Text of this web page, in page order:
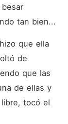
tan bien...
que ella
de
que las
de ellas y
tocó el